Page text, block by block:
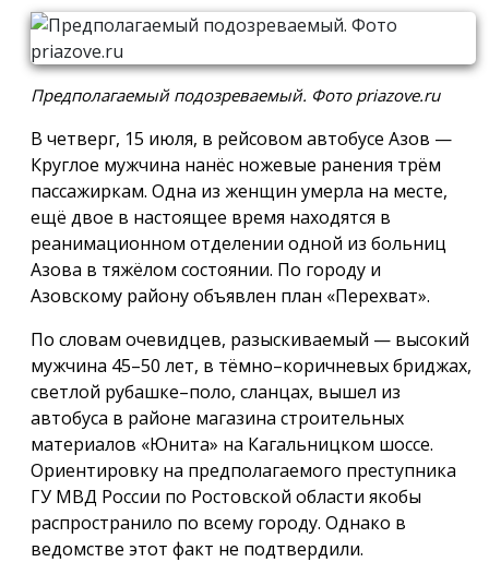
Предполагаемый подозреваемый. Фото priazove.ru
В четверг, 15 июля, в рейсовом автобусе Азов —
Круглое мужчина нанёс ножевые ранения трём
пассажиркам. Одна из женщин умерла на месте,
ещё двое в настоящее время находятся в
реанимационном отделении одной из больниц
Азова в тяжёлом состоянии. По городу и
Азовскому району объявлен план «Перехват».
По словам очевидцев, разыскиваемый — высокий
мужчина 45–50 лет, в тёмно–коричневых бриджах,
светлой рубашке–поло, сланцах, вышел из
автобуса в районе магазина строительных
материалов «Юнита» на Кагальницком шоссе.
Ориентировку на предполагаемого преступника
ГУ МВД России по Ростовской области якобы
распространило по всему городу. Однако в
ведомстве этот факт не подтвердили.